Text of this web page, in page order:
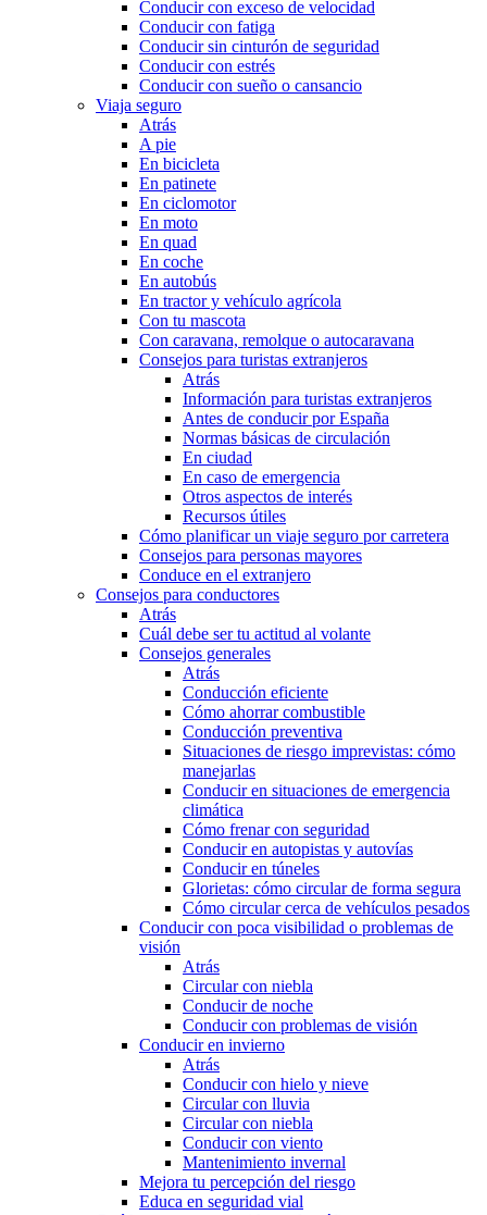
Conducir con exceso de velocidad
Conducir con fatiga
Conducir sin cinturón de seguridad
Conducir con estrés
Conducir con sueño o cansancio
Viaja seguro
Atrás
A pie
En bicicleta
En patinete
En ciclomotor
En moto
En quad
En coche
En autobús
En tractor y vehículo agrícola
Con tu mascota
Con caravana, remolque o autocaravana
Consejos para turistas extranjeros
Atrás
Información para turistas extranjeros
Antes de conducir por España
Normas básicas de circulación
En ciudad
En caso de emergencia
Otros aspectos de interés
Recursos útiles
Cómo planificar un viaje seguro por carretera
Consejos para personas mayores
Conduce en el extranjero
Consejos para conductores
Atrás
Cuál debe ser tu actitud al volante
Consejos generales
Atrás
Conducción eficiente
Cómo ahorrar combustible
Conducción preventiva
Situaciones de riesgo imprevistas: cómo
manejarlas
Conducir en situaciones de emergencia
climática
Cómo frenar con seguridad
Conducir en autopistas y autovías
Conducir en túneles
Glorietas: cómo circular de forma segura
Cómo circular cerca de vehículos pesados
Conducir con poca visibilidad o problemas de
visión
Atrás
Circular con niebla
Conducir de noche
Conducir con problemas de visión
Conducir en invierno
Atrás
Conducir con hielo y nieve
Circular con lluvia
Circular con niebla
Conducir con viento
Mantenimiento invernal
Mejora tu percepción del riesgo
Educa en seguridad vial